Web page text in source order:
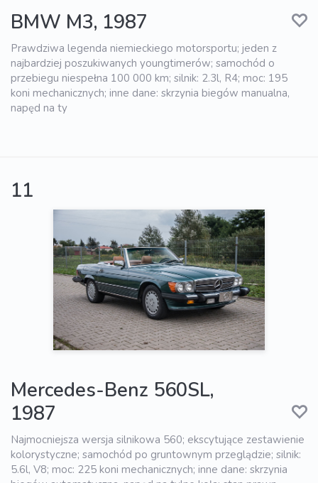
BMW M3, 1987
Prawdziwa legenda niemieckiego motorsportu; jeden z
najbardziej poszukiwanych youngtimerów; samochód o
przebiegu niespełna 100 000 km; silnik: 2.3l, R4; moc: 195
koni mechanicznych; inne dane: skrzynia biegów manualna,
napęd na ty
11
Mercedes-Benz 560SL,
1987
Najmocniejsza wersja silnikowa 560; ekscytujące zestawienie
kolorystyczne; samochód po gruntownym przeglądzie; silnik:
5.6l, V8; moc: 225 koni mechanicznych; inne dane: skrzynia